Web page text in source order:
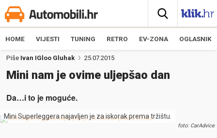
HOME VIJESTI TUNING RETRO EV-ZONA OGLASNIK
Piše Ivan IGloo Gluhak 25.07.2015
Mini nam je ovime uljepšao dan
Da…i to je moguće.
Mini Superleggera najavljen je za iskorak prema tržištu.
foto: CarAdvice